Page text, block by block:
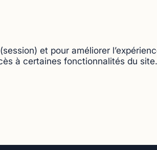
et pour améliorer
à certaines fonctionnalités du site.